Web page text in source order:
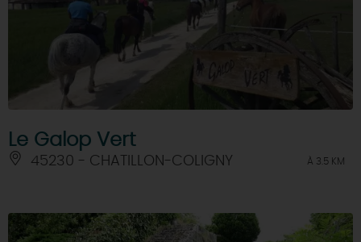
Le Galop Vert
45230 - CHATILLON-COLIGNY À 3.5 KM